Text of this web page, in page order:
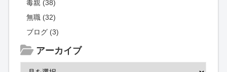
毒親 (38)
無職 (32)
ブログ (3)
アーカイブ